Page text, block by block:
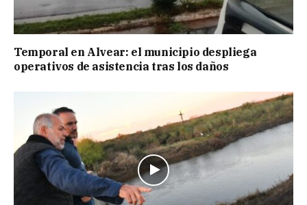
Temporal en Alvear: el municipio despliega
operativos de asistencia tras los daños